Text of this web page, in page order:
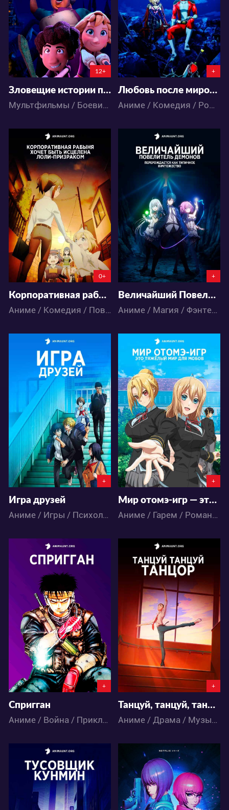
35 14
12+
Зловещие истории по сказкам братьев Гримм
Мультфильмы / Боевик / Детское / Комедия / Приключения
22 29
+
Любовь после мирового господства
Аниме / Комедия / Романтика / Сёнэн
10262
50 20
0+
Корпоративная рабыня хочет быть исцелена лоли-призраком
Аниме / Комедия / Повседневность / Паранормальное
60754
72 284
+
Величайший Повелитель Демонов перерождается как типичное ничтожество
Аниме / Магия / Фэнтези / Школа / Экшен
26701
124 52
+
Игра друзей
Аниме / Игры / Психология / Сёнэн
38584
74 120
+
Мир отомэ-игр — это тяжёлый мир для мобов
Аниме / Гарем / Романтика / Фэнтези / Школа
14587
21 24
+
Спригган
Аниме / Война / Приключения / Фантастика / Экшен
10714
15
+
Танцуй, танцуй, танцор
Аниме / Драма / Музыка